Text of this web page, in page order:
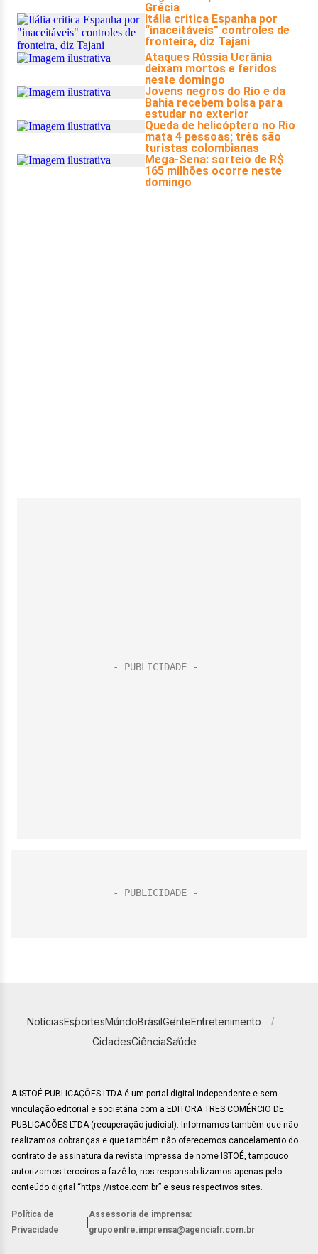
NotíciasEsportesMundoBrasilGenteEntretenimento
CidadesCiênciaSaúde
A ISTOÉ PUBLICAÇÕES LTDA é um portal digital independente e sem
vinculação editorial e societária com a EDITORA TRES COMÉRCIO DE
PUBLICACÕES LTDA (recuperação judicial). Informamos também que não
realizamos cobranças e que também não oferecemos cancelamento do
contrato de assinatura da revista impressa de nome ISTOÉ, tampouco
autorizamos terceiros a fazê-lo, nos responsabilizamos apenas pelo
conteúdo digital “https://istoe.com.br” e seus respectivos sites.
Política de
Privacidade
Assessoria de imprensa:
grupoentre.imprensa@agenciafr.com.br